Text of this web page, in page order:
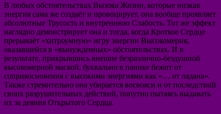
В любых обстоятельствах Вызова Жизни, которые низкая
энергия сама же создаёт и провоцирует, она вообще проявляет
абсолютные Трусость и внутреннюю Слабость. Тот же эффект
наглядно демонстрирует она и тогда, когда Кроткое Сердце
прерываёт «хитроумную» игру энергии Высокомерия,
оказавшейся в «вынужденных» обстоятельствах. И в
результате, прикрывшись внешне безразлично-бездушной
высокомерной маской, буквально в панике бежит от
соприкосновения с высокими энергиями как «… от ладана».
Также стремительно она убирается восвояси и от последствий
своих разрушительных действий, попутно пытаясь выдавать
их за деяния Открытого Сердца.